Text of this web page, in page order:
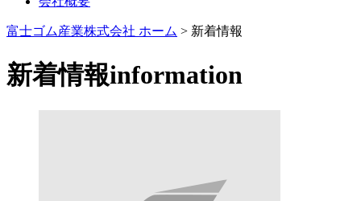
富士ゴム産業株式会社 ホーム > 新着情報
新着情報information